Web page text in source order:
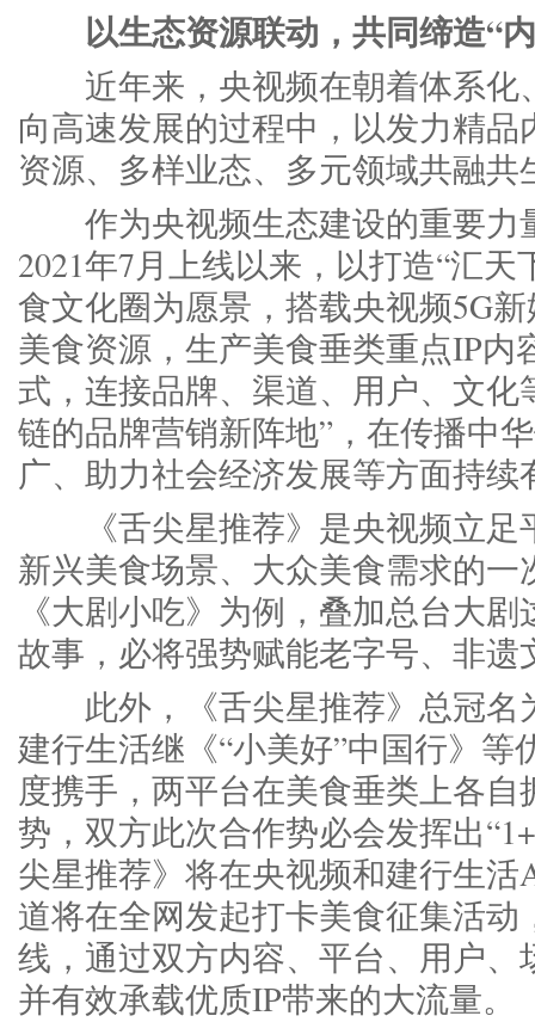
以生态资源联动，共同缔造“
近年来，央视频在朝着体系化
向高速发展的过程中，以发力精
资源、多样业态、多元领域共融共
作为央视频生态建设的重要力
2021年7月上线以来，以打造“汇
食文化圈为愿景，搭载央视频5G
美食资源，生产美食垂类重点IP内
式，连接品牌、渠道、用户、文
链的品牌营销新阵地”，在传播中
广、助力社会经济发展等方面持续
《舌尖星推荐》是央视频立足
新兴美食场景、大众美食需求的
《大剧小吃》为例，叠加总台大
故事，必将强势赋能老字号、非遗
此外，《舌尖星推荐》总冠名
建行生活继《“小美好”中国行》
度携手，两平台在美食垂类上各
势，双方此次合作势必会发挥出
尖星推荐》将在央视频和建行生
道将在全网发起打卡美食征集活
线，通过双方内容、平台、用户
并有效承载优质IP带来的大流量。